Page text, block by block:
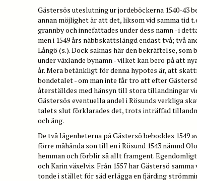
Gästersös uteslutning ur jordeböckerna 1540-43
annan möjlighet är att det, liksom vid samma tid
grannby och innefattades under dess namn - i
men i 1549 års näbbskattslängd endast två; två
Långö (s.). Dock saknas här den bekräftelse,
under växlande bynamn - vilket kan bero på att
år. Mera betänkligt för denna hypotes är, att
bondetalet - om man inte får tro att efter
återställdes med hänsyn till stora tillandningar
Gästersös eventuella andel i Rösunds verkliga
talets slut förklarades det, trots inträffad
och äng.
De två lägenheterna på Gästersö beboddes 1549
förre måhända son till en i Rösund 1543 nämnd
hemman och förblir så allt framgent.
och Karin växelvis. Från 1557 har Gästersö
tonde i stället för säd erlägga en fjärding